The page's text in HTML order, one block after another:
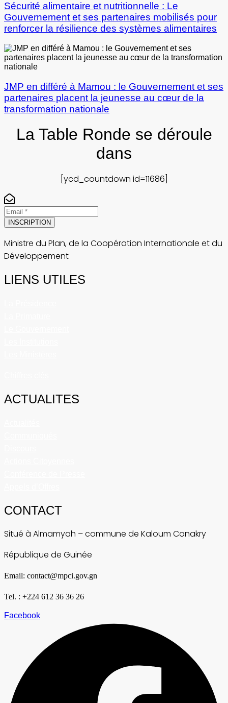
Sécurité alimentaire et nutritionnelle : Le
Gouvernement et ses partenaires mobilisés pour
renforcer la résilience des systèmes alimentaires
JMP en différé à Mamou : le Gouvernement et ses
partenaires placent la jeunesse au cœur de la
transformation nationale
La Table Ronde se déroule
dans
[ycd_countdown id=11686]
INSCRIPTION
Ministre du Plan, de la Coopération Internationale et du
Développement
LIENS UTILES
ACTUALITES
CONTACT
Situé à Almamyah – commune de Kaloum Conakry
République de Guinée
Email: contact@mpci.gov.gn
Tel. : +224 612 36 36 26
Facebook